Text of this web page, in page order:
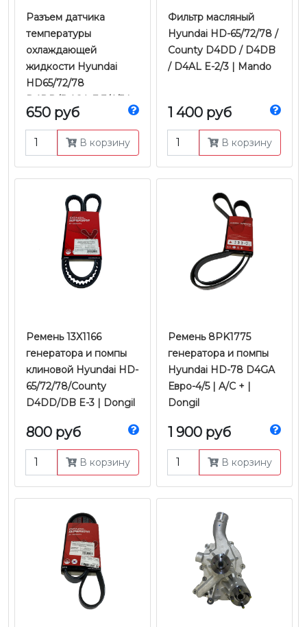
Разъем датчика
температуры
охлаждающей
жидкости Hyundai
HD65/72/78
D4DD/D4GA Е-3/4/5 |
Tyb
650 руб
В корзину
Фильтр масляный
Hyundai HD-65/72/78 /
County D4DD / D4DB
/ D4AL E-2/3 | Mando
1 400 руб
В корзину
Ремень 13X1166
генератора и помпы
клиновой Hyundai HD-
65/72/78/County
D4DD/DB E-3 | Dongil
800 руб
В корзину
Ремень 8PK1775
генератора и помпы
Hyundai HD-78 D4GA
Евро-4/5 | A/C + |
Dongil
1 900 руб
В корзину